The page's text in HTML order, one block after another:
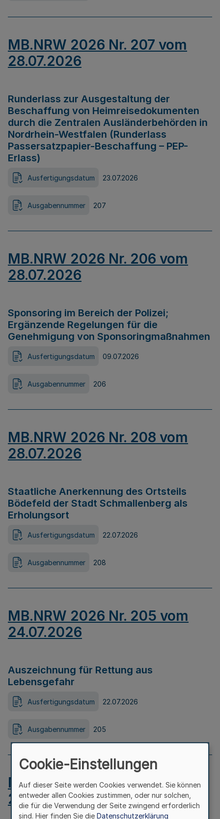
MB.NRW 2026 Nr. 207 vom
28.07.2026
Runderlass zur Ausgestaltung der
Beschaffung von Heimreisedokumenten
durch die Zentralen Ausländerbehörden in
Nordrhein-Westfalen (Runderlass
Passersatzpapier-Beschaffung – PEP-
Erlass)
Ausfertigungsdatum 23.07.2026
Ausgabennummer 207
MB.NRW 2026 Nr. 206 vom
28.07.2026
Sponsoring im Bereich der Polizei;
Ergänzende Regelungen für die
Genehmigung von Sponsoringmaßnahmen
Ausfertigungsdatum 09.07.2026
Ausgabennummer 206
MB.NRW 2026 Nr. 208 vom
28.07.2026
Staatliche Anerkennung des Ortsteils
Bödefeld der Stadt Schmallenberg als
Erholungsort
Ausfertigungsdatum 22.07.2026
Ausgabennummer 208
MB.NRW 2026 Nr. 205 vom
24.07.2026
Auszeichnung für Rettung aus
Lebensgefahr
Ausfertigungsdatum 22.07.2026
Ausgabennummer 205
MB.NRW 2026 Nr. 204 vom
24.07.2026
Cookie-Einstellungen
Auf dieser Seite werden Cookies verwendet. Sie können
entweder allen Cookies zustimmen, oder nur solchen,
die für die Verwendung der Seite zwingend erforderlich
sind. Hier finden Sie die Datenschutzerklärung